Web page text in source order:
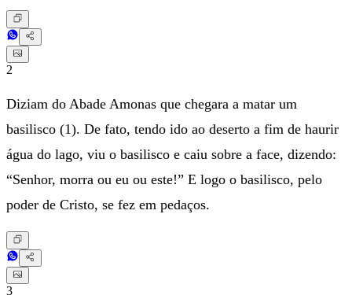
2
Diziam do Abade Amonas que chegara a matar um
basilisco (1). De fato, tendo ido ao deserto a fim de haurir
água do lago, viu o basilisco e caiu sobre a face, dizendo:
“Senhor, morra ou eu ou este!” E logo o basilisco, pelo
poder de Cristo, se fez em pedaços.
3